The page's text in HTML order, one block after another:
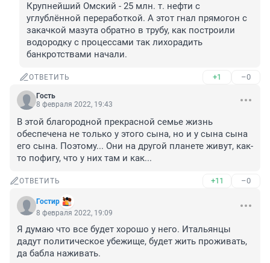
Крупнейший Омский - 25 млн. т. нефти с
углублённой переработкой. А этот гнал прямогон с
закачкой мазута обратно в трубу, как построили
водородку с процессами так лихорадить
банкротствами начали.
ОТВЕТИТЬ +1 –0
Гость
8 февраля 2022, 19:43
В этой благородной прекрасной семье жизнь
обеспечена не только у этого сына, но и у сына сына
его сына. Поэтому... Они на другой планете живут, как-
то пофигу, что у них там и как...
ОТВЕТИТЬ +11 –0
Гостир
8 февраля 2022, 19:09
Я думаю что все будет хорошо у него. Итальянцы
дадут политическое убежище, будет жить проживать,
да бабла наживать.